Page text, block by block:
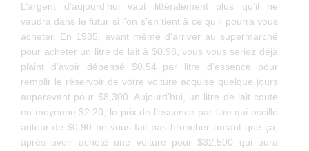
L’argent d’aujourd’hui vaut littéralement plus qu’il ne
vaudra dans le futur si l’on s’en tient à ce qu’il pourra vous
acheter. En 1985, avant même d’arriver au supermarché
pour acheter un litre de lait à $0.98, vous vous seriez déjà
plaint d’avoir dépensé $0.54 par litre d’essence pour
remplir le réservoir de votre voiture acquise quelque jours
auparavant pour $8,300. Aujourd’hui, un litre de lait coute
en moyenne $2.20, le prix de l’essence par litre qui oscille
autour de $0.90 ne vous fait pas broncher autant que ça,
après avoir acheté une voiture pour $32,500 qui aura